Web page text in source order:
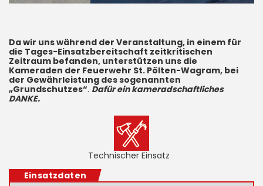
Da wir uns während der Veranstaltung, in einem für
die Tages-Einsatzbereitschaft zeitkritischen
Zeitraum befanden, unterstützen uns die
Kameraden der Feuerwehr St. Pölten-Wagram, bei
der Gewährleistung des sogenannten
„Grundschutzes“. Dafür ein kameradschaftliches
DANKE.
Technischer Einsatz
Einsatzdaten